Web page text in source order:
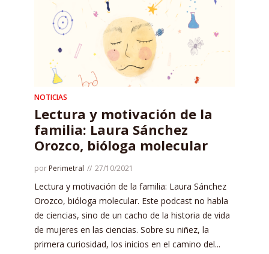
NOTICIAS
Lectura y motivación de la
familia: Laura Sánchez
Orozco, bióloga molecular
por Perimetral 27/10/2021
Lectura y motivación de la familia: Laura Sánchez
Orozco, bióloga molecular. Este podcast no habla
de ciencias, sino de un cacho de la historia de vida
de mujeres en las ciencias. Sobre su niñez, la
primera curiosidad, los inicios en el camino del...